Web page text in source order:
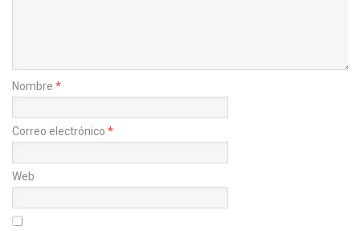
Nombre *
Correo electrónico *
Web